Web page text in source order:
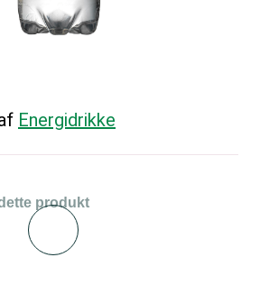
Energidrikke
produkt